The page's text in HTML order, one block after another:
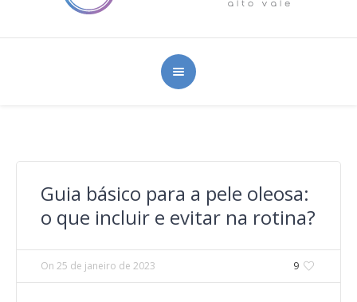
Guia básico para a pele oleosa:
o que incluir e evitar na rotina?
9
On 25 de janeiro de 2023